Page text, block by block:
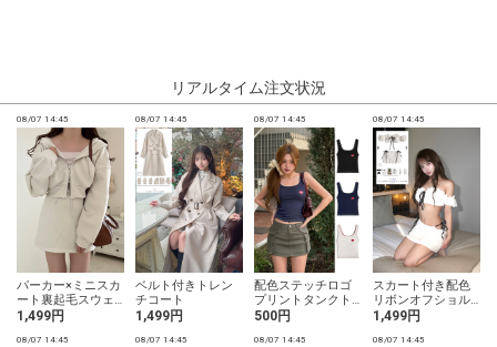
リアルタイム注文状況
08/07 14:45
パーカー×ミニスカ
ート裏起毛スウェ
ットセットアップ
1,499円
08/07 14:45
ベルト付きトレン
チコート
1,499円
08/07 14:45
配色ステッチロゴ
プリントタンクト
ップ
500円
08/07 14:45
スカート付き配色
リボンオフショル
ダーフリルビキニ
1,499円
08/07 14:45 08/07 14:45 08/07 14:45 08/07 14:45